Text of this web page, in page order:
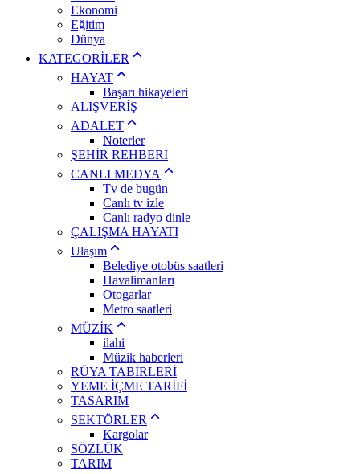
Ekonomi
Eğitim
Dünya
KATEGORİLER
HAYAT
Başarı hikayeleri
ALIŞVERİŞ
ADALET
Noterler
ŞEHİR REHBERİ
CANLI MEDYA
Tv de bugün
Canlı tv izle
Canlı radyo dinle
ÇALIŞMA HAYATI
Ulaşım
Belediye otobüs saatleri
Havalimanları
Otogarlar
Metro saatleri
MÜZİK
ilahi
Müzik haberleri
RÜYA TABİRLERİ
YEME İÇME TARİFİ
TASARIM
SEKTÖRLER
Kargolar
SÖZLÜK
TARIM